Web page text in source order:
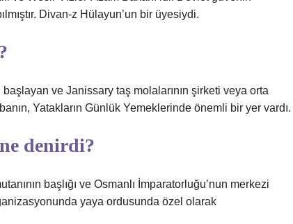
Divan-z Hülayun’un bir üyesiydi.
ve Janissary taş molalarının şirketi veya orta
Yatakların Günlük Yemeklerinde önemli bir yer vardı.
denirdi?
başlığı ve Osmanlı İmparatorluğu’nun merkezi
yaya ordusunda özel olarak